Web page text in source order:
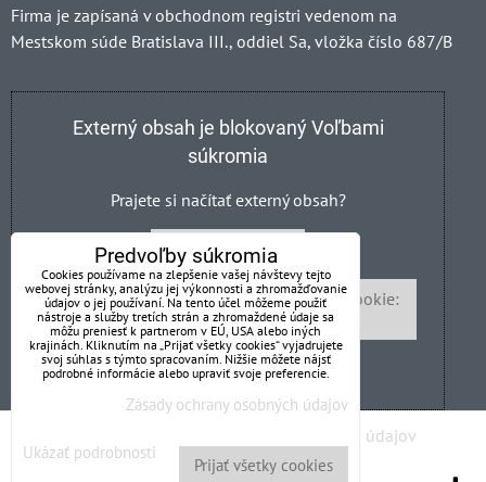
Firma je zapísaná v obchodnom registri vedenom na
Mestskom súde Bratislava III., oddiel Sa, vložka číslo 687/B
Externý obsah je blokovaný Voľbami
súkromia
Prajete si načítať externý obsah?
Povoliť tentokrát
Povoliť a zapamätať - súhlas s druhom cookie:
Funkčné
Otvoriť obsah v novom okne
Zásady ochrany osobných údajov
Predvoľby súkromia
Cookies používame na zlepšenie vašej návštevy tejto
webovej stránky, analýzu jej výkonnosti a zhromažďovanie
údajov o jej používaní. Na tento účel môžeme použiť
nástroje a služby tretích strán a zhromaždené údaje sa
môžu preniesť k partnerom v EÚ, USA alebo iných
krajinách. Kliknutím na „Prijať všetky cookies“ vyjadrujete
svoj súhlas s týmto spracovaním. Nižšie môžete nájsť
podrobné informácie alebo upraviť svoje preferencie.
Zásady ochrany osobných údajov
Ukázať podrobnosti
Prijať všetky cookies